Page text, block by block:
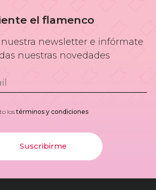
el flamenco
nuestra newsletter e infórmate
nuestras novedades
lostérminos y condiciones
Suscribirme